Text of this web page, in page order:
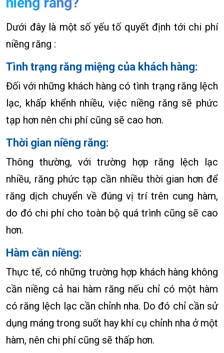
Dưới đây là một số yếu tố quyết định tới chi phí
niềng răng :
Tình trạng răng miệng của khách hàng:
Đối với những khách hàng có tình trạng răng lệch
lạc, khấp khểnh nhiều, việc niềng răng sẽ phức
tạp hơn nên chi phí cũng sẽ cao hơn.
Thời gian niềng răng:
Thông thường, với trường hợp răng lệch lạc
nhiều, răng phức tạp cần nhiều thời gian hơn để
răng dịch chuyển về đúng vị trí trên cung hàm,
do đó chi phí cho toàn bộ quá trình cũng sẽ cao
hơn.
Hàm cần niềng:
Thực tế, có những trường hợp khách hàng không
cần niềng cả hai hàm răng nếu chỉ có một hàm
có răng lệch lạc cần chỉnh nha. Do đó chỉ cần sử
dụng máng trong suốt hay khí cụ chỉnh nha ở một
hàm, nên chi phí cũng sẽ thấp hơn.